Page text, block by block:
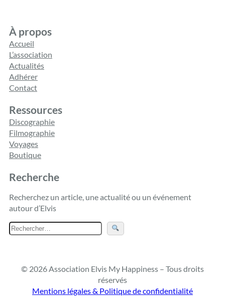
À propos
Accueil
L’association
Actualités
Adhérer
Contact
Ressources
Discographie
Filmographie
Voyages
Boutique
Recherche
Recherchez un article, une actualité ou un événement
autour d’Elvis
R
e
e
r
c
© 2026 Association Elvis My Happiness – Tous droits
réservés
Mentions légales & Politique de confidentialité